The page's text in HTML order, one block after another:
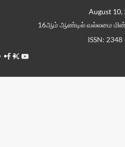
August 10,
16ஆம் ஆண்டில் வல்லமை
ISSN: 2348
Facebook
TwitterYoutube